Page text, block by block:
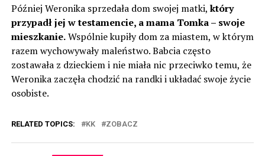
Później Weronika sprzedała dom swojej matki,który
przypadł jej w testamencie, a mama Tomka – swoje
mieszkanie.Wspólnie kupiły dom za miastem, w którym
razem wychowywały maleństwo. Babcia często
zostawała z dzieckiem i nie miała nic przeciwko temu, że
Weronika zaczęła chodzić na randki i układać swoje życie
osobiste.
RELATED TOPICS: KK ZOBACZ